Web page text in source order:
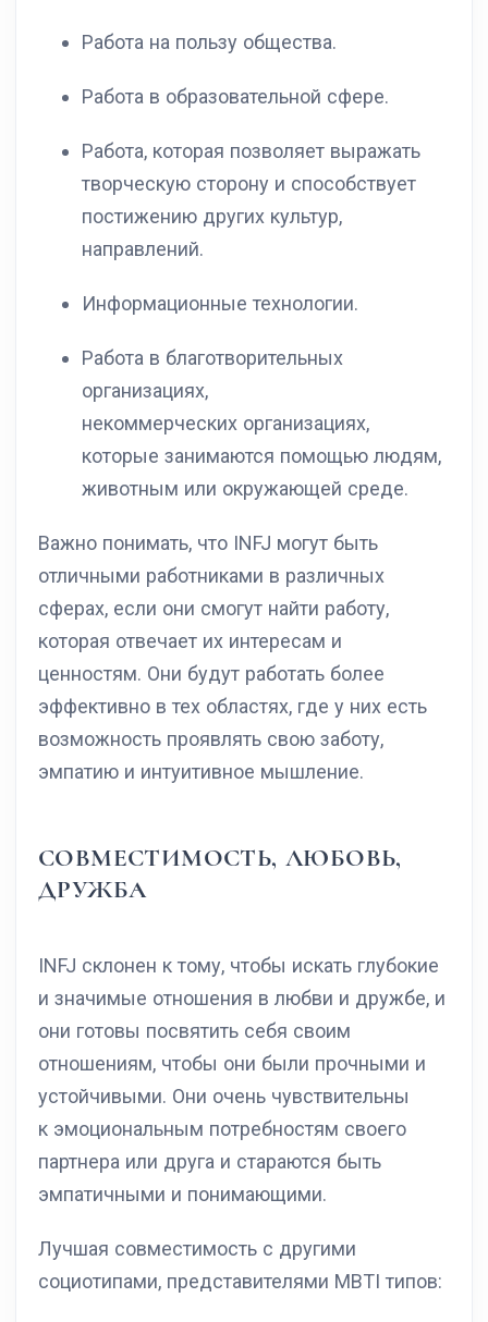
Работа на пользу общества.
Работа в образовательной сфере.
Работа, которая позволяет выражать
творческую сторону и способствует
постижению других культур,
направлений.
Информационные технологии.
Работа в благотворительных
организациях,
некоммерческих организациях,
которые занимаются помощью людям,
животным или окружающей среде.
Важно понимать, что INFJ могут быть
отличными работниками в различных
сферах, если они смогут найти работу,
которая отвечает их интересам и
ценностям. Они будут работать более
эффективно в тех областях, где у них есть
возможность проявлять свою заботу,
эмпатию и интуитивное мышление.
СОВМЕСТИМОСТЬ, ЛЮБОВЬ,
ДРУЖБА
INFJ склонен к тому, чтобы искать глубокие
и значимые отношения в любви и дружбе, и
они готовы посвятить себя своим
отношениям, чтобы они были прочными и
устойчивыми. Они очень чувствительны
к эмоциональным потребностям своего
партнера или друга и стараются быть
эмпатичными и понимающими.
Лучшая совместимость с другими
социотипами, представителями MBTI типов: